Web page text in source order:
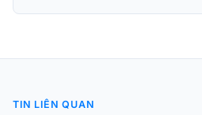
TIN LIÊN QUAN